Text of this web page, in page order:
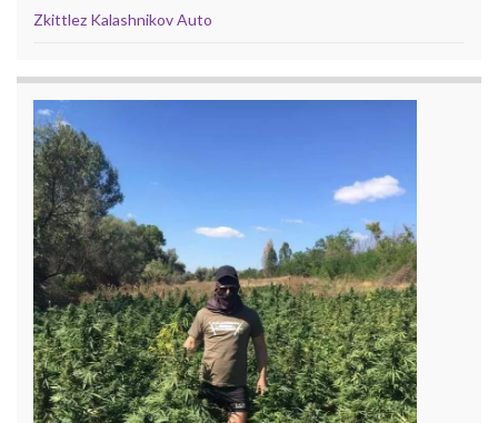
Zkittlez Kalashnikov Auto